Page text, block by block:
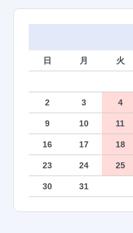
日 月 火
2 3 4
9 10 11
16 17 18
23 24 25
30 31